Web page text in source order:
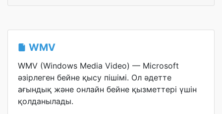
WMV
WMV (Windows Media Video) — Microsoft
әзірлеген бейне қысу пішімі. Ол әдетте
ағындық және онлайн бейне қызметтері үшін
қолданылады.